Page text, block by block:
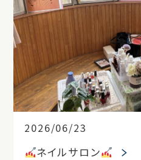
2026/06/23
ネイルサロン